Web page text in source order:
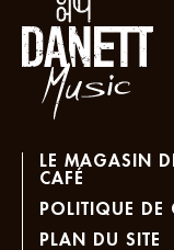
LE MAGASIN
CAFÉ
POLITIQUE DE
PLAN DU SITE